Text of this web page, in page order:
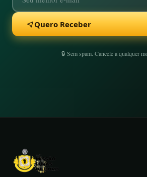
Quero Receber
🔒 Sem spam. Cancele a qualquer